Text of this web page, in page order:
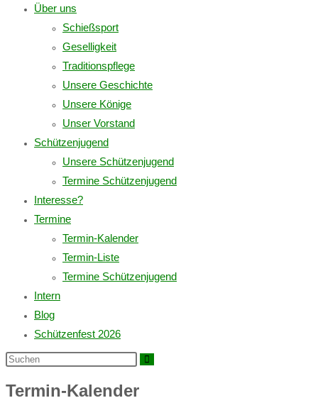
Über uns
Schießsport
Geselligkeit
Traditionspflege
Unsere Geschichte
Unsere Könige
Unser Vorstand
Schützenjugend
Unsere Schützenjugend
Termine Schützenjugend
Interesse?
Termine
Termin-Kalender
Termin-Liste
Termine Schützenjugend
Intern
Blog
Schützenfest 2026
Diese
Website
Termin-Kalender